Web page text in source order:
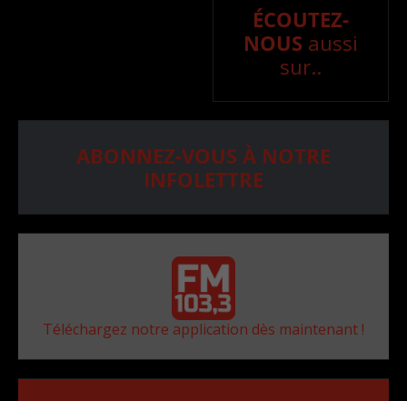
ÉCOUTEZ-
NOUS aussi
sur..
ABONNEZ-VOUS À NOTRE
INFOLETTRE
Téléchargez notre application dès maintenant !